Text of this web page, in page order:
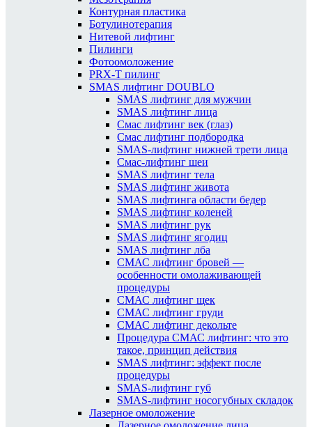
Контурная пластика
Ботулинотерапия
Нитевой лифтинг
Пилинги
Фотоомоложение
PRX-T пилинг
SMAS лифтинг DOUBLO
SMAS лифтинг для мужчин
SMAS лифтинг лица
Смас лифтинг век (глаз)
Смас лифтинг подбородка
SMAS-лифтинг нижней трети лица
Смас-лифтинг шеи
SMAS лифтинг тела
SMAS лифтинг живота
SMAS лифтинга области бедер
SMAS лифтинг коленей
SMAS лифтинг рук
SMAS лифтинг ягодиц
SMAS лифтинг лба
СМАС лифтинг бровей —
особенности омолаживающей
процедуры
СМАС лифтинг щек
СМАС лифтинг груди
СМАС лифтинг декольте
Процедура СМАС лифтинг: что это
такое, принцип действия
SMAS лифтинг: эффект после
процедуры
SMAS-лифтинг губ
SMAS-лифтинг носогубных складок
Лазерное омоложение